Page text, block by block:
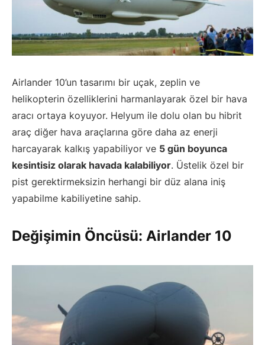
Airlander 10’un tasarımı bir uçak, zeplin ve
helikopterin özelliklerini harmanlayarak özel bir hava
aracı ortaya koyuyor. Helyum ile dolu olan bu hibrit
araç diğer hava araçlarına göre daha az enerji
harcayarak kalkış yapabiliyor ve 5 gün boyunca
kesintisiz olarak havada kalabiliyor. Üstelik özel bir
pist gerektirmeksizin herhangi bir düz alana iniş
yapabilme kabiliyetine sahip.
Değişimin Öncüsü: Airlander 10